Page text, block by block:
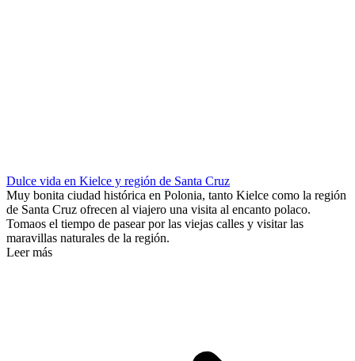
Dulce vida en Kielce y región de Santa Cruz
Muy bonita ciudad histórica en Polonia, tanto Kielce como la región
de Santa Cruz ofrecen al viajero una visita al encanto polaco.
Tomaos el tiempo de pasear por las viejas calles y visitar las
maravillas naturales de la región.
Leer más